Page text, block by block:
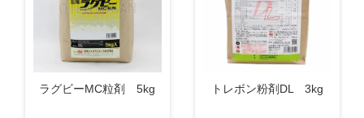
ラグビーMC粒剤 5kg トレボン粉剤DL 3kg